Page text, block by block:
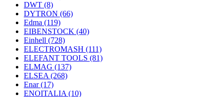
DWT (8)
DYTRON (66)
Edma (119)
EIBENSTOCK (40)
Einhell (728)
ELECTROMASH (111)
ELEFANT TOOLS (81)
ELMAG (137)
ELSEA (268)
Enar(17)
ENOITALIA (10)